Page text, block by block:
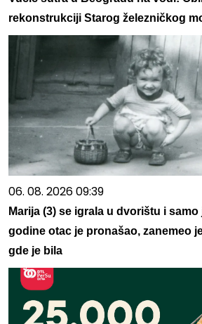
rekonstrukciji Starog železničkog
06. 08. 2026 09:39
Marija (3) se igrala u dvorištu i
godine otac je pronašao, zanemeo
gde je bila